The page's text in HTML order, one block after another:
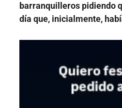
barranquilleros pidiendo
día que, inicialmente,